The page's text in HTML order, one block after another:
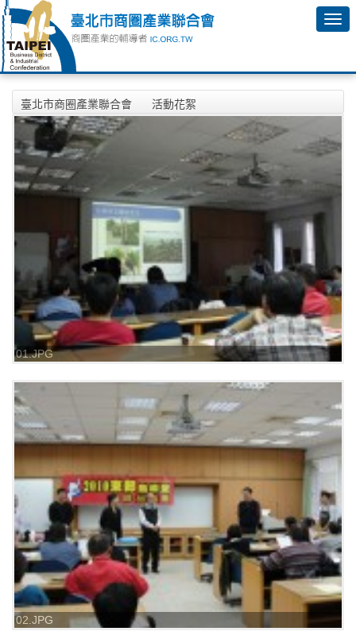
臺北市商圈產業聯合會
活動花絮
2010台灣東部(台東花蓮地區)島嶼型咖啡品賞分享會
01.JPG
02.JPG